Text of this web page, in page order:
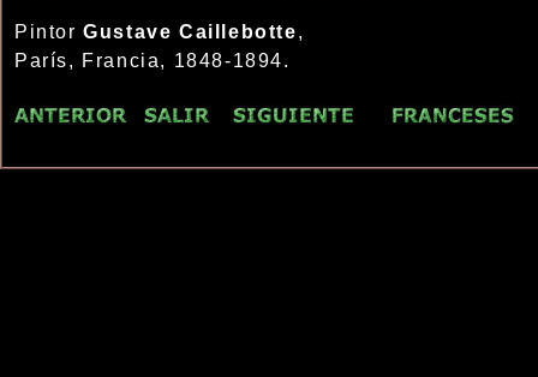
PintorGustave Caillebotte,
París, Francia, 1848-1894.